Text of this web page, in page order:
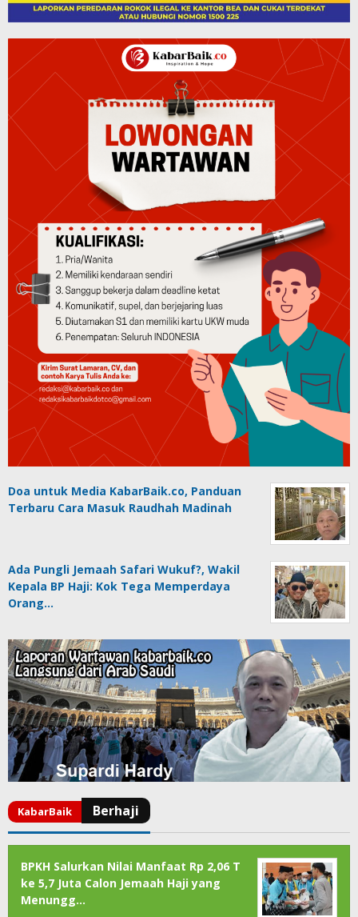
Doa untuk Media KabarBaik.co, Panduan
Terbaru Cara Masuk Raudhah Madinah
Ada Pungli Jemaah Safari Wukuf?, Wakil
Kepala BP Haji: Kok Tega Memperdaya
Orang…
BPKH Salurkan Nilai Manfaat Rp 2,06 T
ke 5,7 Juta Calon Jemaah Haji yang
Menungg…